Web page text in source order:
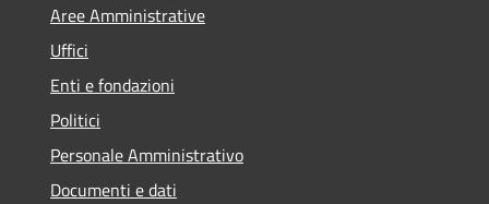
Aree Amministrative
Uffici
Enti e fondazioni
Politici
Personale Amministrativo
Documenti e dati